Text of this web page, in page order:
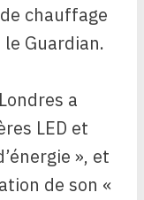
chauffage
Guardian.
a
LED et
», et
de son «